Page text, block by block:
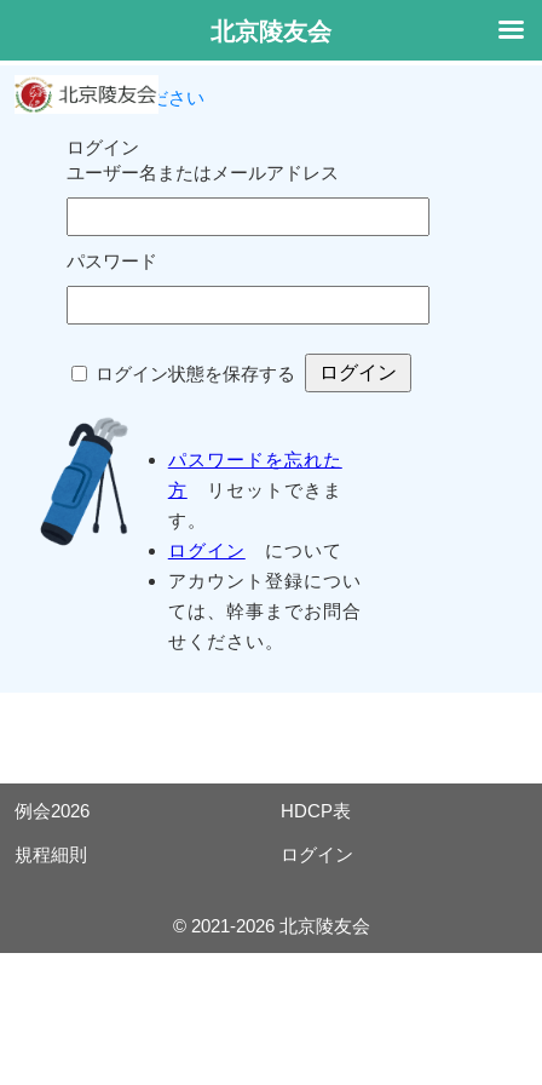
ログインしてください
ログイン
ユーザー名またはメールアドレス
パスワード
ログイン状態を保存する
パスワードを忘れた
方 リセットできま
す。
ログイン
について
アカウント登録につい
ては、幹事までお問合
せください。
例会2026 HDCP表
規程細則 ログイン
© 2021-2026 北京陵友会
北京陵友会